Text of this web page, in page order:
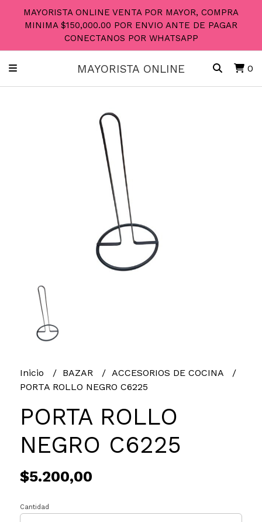
MAYORISTA ONLINE VENTA POR MAYOR, COMPRA
MINIMA $150,000.00 POR ENVIO ANTE DE PAGAR
CONECTANOS POR WHATSAPP
MAYORISTA ONLINE 0
Inicio BAZAR
ACCESORIOS DE COCINA
PORTA ROLLO NEGRO C6225
PORTA ROLLO
NEGRO C6225
$5.200,00
Cantidad